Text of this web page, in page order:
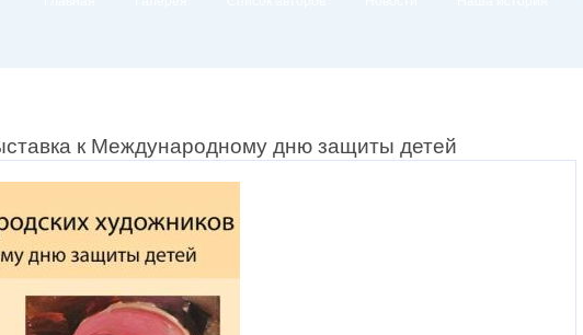
к Международному дню защиты детей